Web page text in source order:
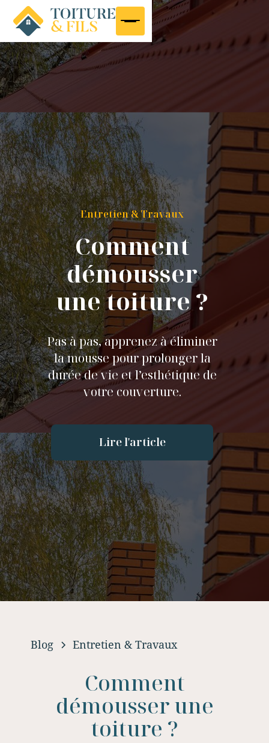
Entretien & Travaux
Comment
démousser
une toiture ?
Pas à pas, apprenez à éliminer
la mousse pour prolonger la
durée de vie et l’esthétique de
votre couverture.
Lire l'article
Blog Entretien & Travaux
Comment
démousser une
toiture ?